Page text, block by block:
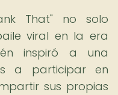
That" no solo
viral en la era
inspiró a una
a participar en
sus propias